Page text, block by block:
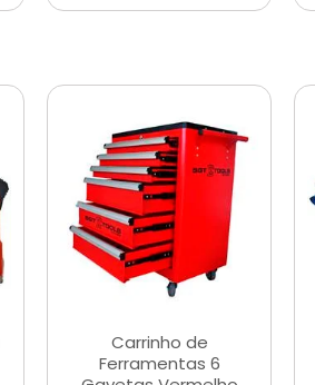
Carrinho de
Ferramentas 6